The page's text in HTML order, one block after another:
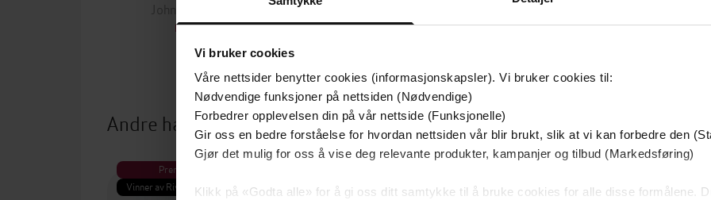
Vi bruker cookies
Våre nettsider benytter cookies (informasjonskapsler). Vi bruker cookies til:
Nødvendige funksjoner på nettsiden (Nødvendige)
Forbedrer opplevelsen din på vår nettside (Funksjonelle)
Gir oss en bedre forståelse for hvordan nettsiden vår blir brukt, slik at vi kan forbedre den
Gjør det mulig for oss å vise deg relevante produkter, kampanjer og tilbud (Markedsføring)
Klikk på «Godta alle» for å gi oss ditt samtykke til å bruke cookies for alle disse formålene.
EBOK EBOK
John Crowley
EBOK
Andre har også kjøpt
Premium
Vinner av Rivertonprisen
Første gang på tilbud